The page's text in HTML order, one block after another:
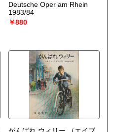
Deutsche Oper am Rhein
1983/84
￥880